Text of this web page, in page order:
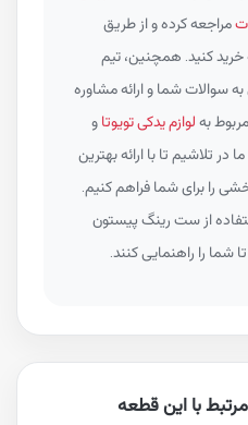
کرده و از طریق
کنید. همچنین، تیم
شما و ارائه مشاوره
بهلوازم یدکی تویوتاو
تا با ارائه بهترین
برای شما فراهم کنیم.
از ست رینگ پیستون
را راهنمایی کنند.
با این قطعه